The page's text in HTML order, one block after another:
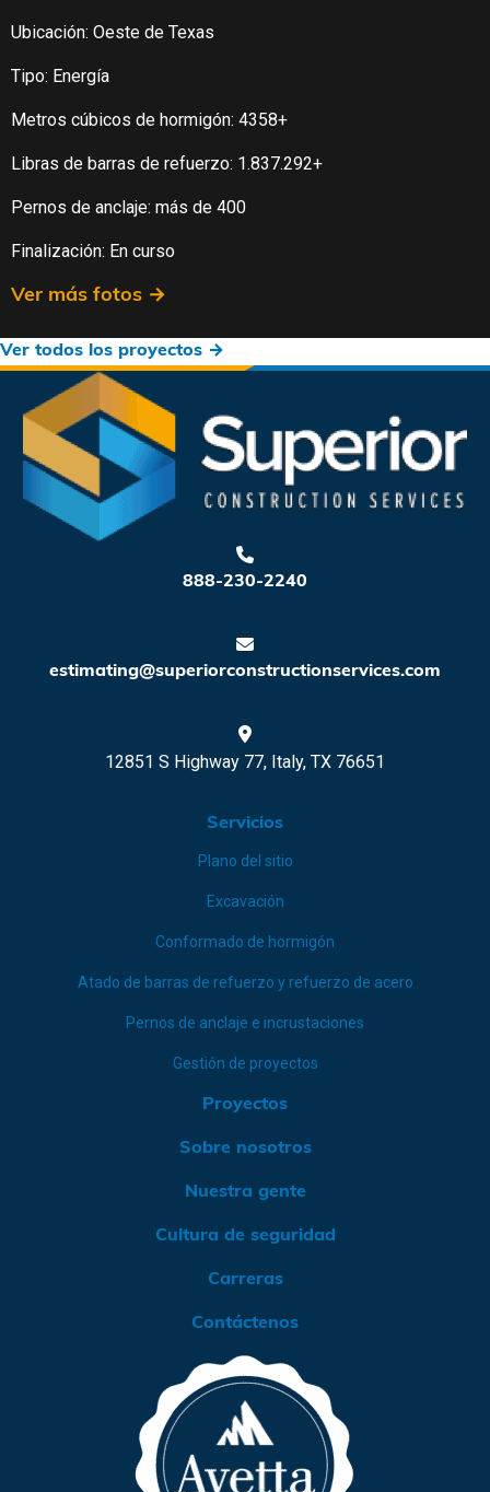
Ubicación: Oeste de Texas
Tipo: Energía
Metros cúbicos de hormigón: 4358+
Libras de barras de refuerzo: 1.837.292+
Pernos de anclaje: más de 400
Finalización: En curso
Ver más fotos →
Ver todos los proyectos →
888-230-2240
estimating@superiorconstructionservices.com
12851 S Highway 77, Italy, TX 76651
Servicios
Plano del sitio
Excavación
Conformado de hormigón
Atado de barras de refuerzo y refuerzo de acero
Pernos de anclaje e incrustaciones
Gestión de proyectos
Proyectos
Sobre nosotros
Nuestra gente
Cultura de seguridad
Carreras
Contáctenos